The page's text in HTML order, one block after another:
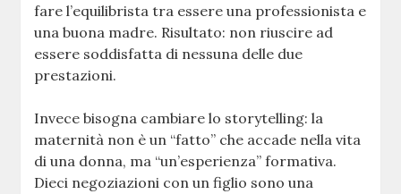
fare l’equilibrista tra essere una professionista e
una buona madre. Risultato: non riuscire ad
essere soddisfatta di nessuna delle due
prestazioni.
Invece bisogna cambiare lo storytelling: la
maternità non è un “fatto” che accade nella vita
di una donna, ma “un’esperienza” formativa.
Dieci negoziazioni con un figlio sono una